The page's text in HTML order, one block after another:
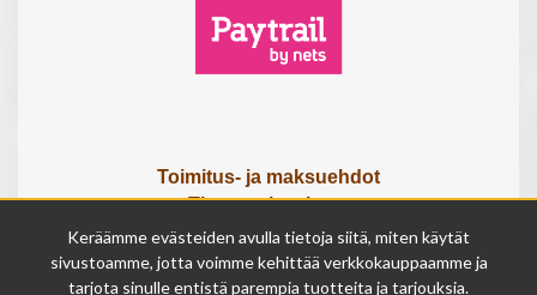
Toimitus- ja maksuehdot
Tietosuojaseloste
Tietoa meistä
Osta lahjakortti
Tilauksen peruutuslomake
Keräämme evästeiden avulla tietoja siitä, miten käytät
sivustoamme, jotta voimme kehittää verkkokauppaamme ja
tarjota sinulle entistä parempia tuotteita ja tarjouksia.